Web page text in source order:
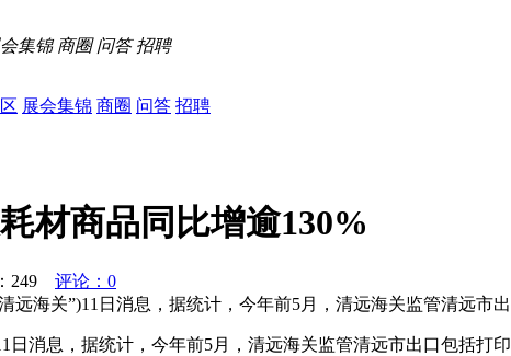
集锦 商圈 问答 招聘
展会集锦 商圈 问答 招聘
材商品同比增逾130%
249
评论：0
海关”)11日消息，据统计，今年前5月，清远海关监管清远市
消息，据统计，今年前5月，清远海关监管清远市出口包括打